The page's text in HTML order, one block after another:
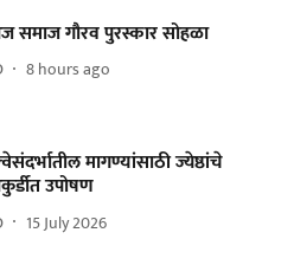
समाज गौरव पुरस्कार सोहळा
8 hours ago
मागण्यांसाठी ज्येष्ठांचे
उपोषण
15 July 2026